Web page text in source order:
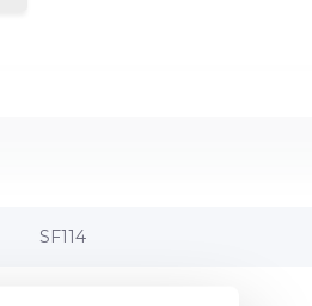
SF114